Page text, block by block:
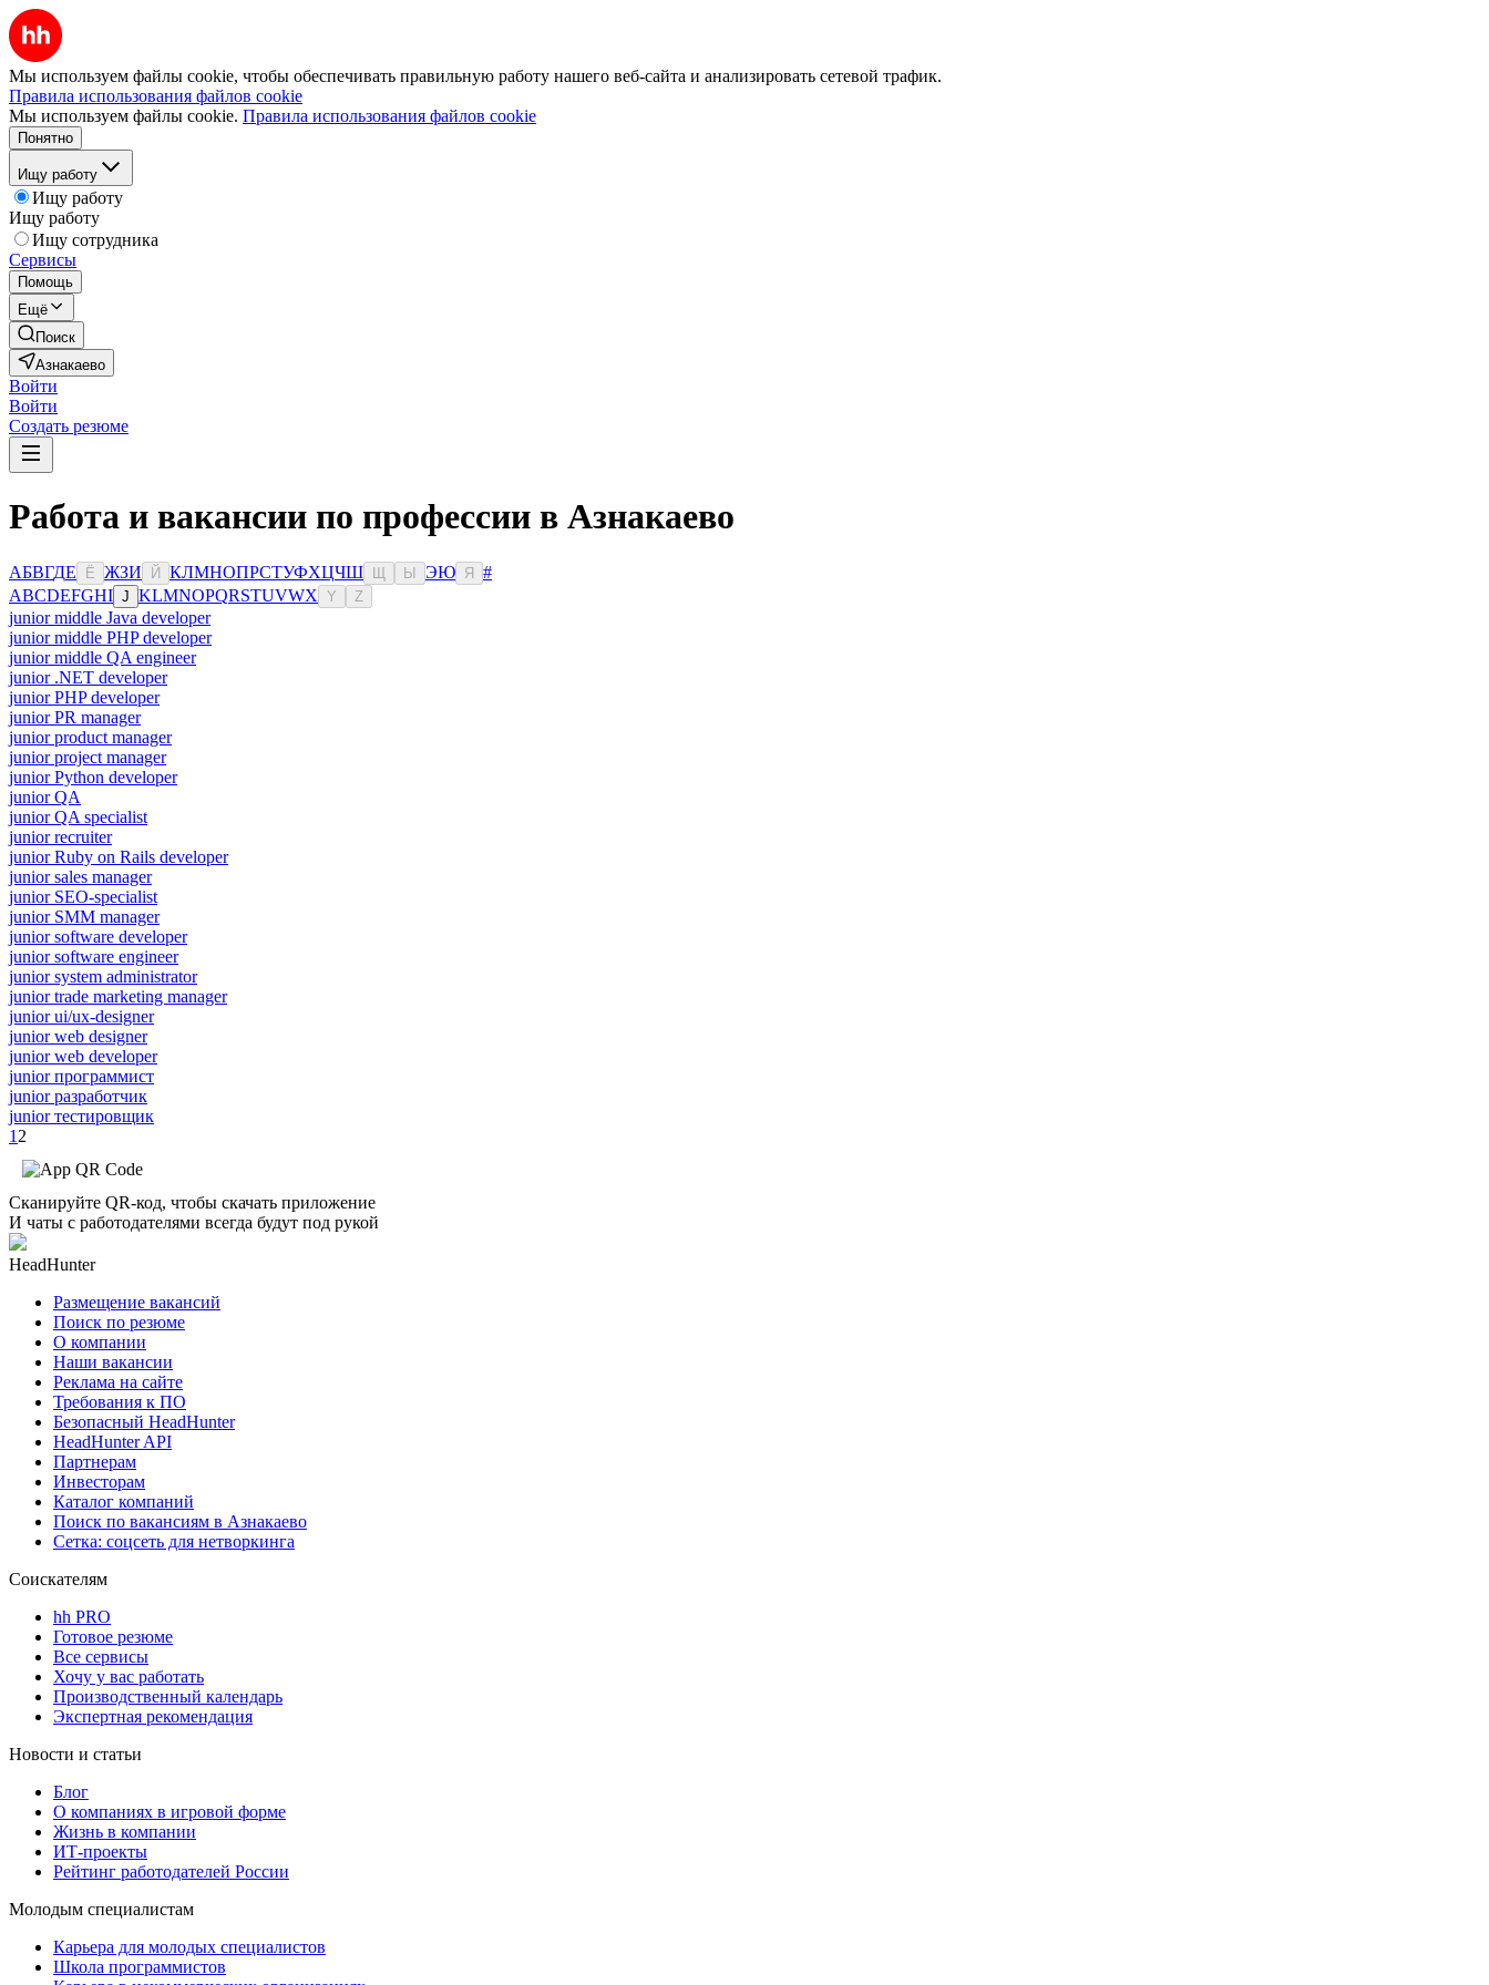
Мы используем файлы cookie, чтобы обеспечивать правильную работу нашего веб-сайта и анализировать сетевой трафик.
Правила использования файлов cookie
Мы используем файлы cookie. Правила использования файлов cookie
Понятно
Ищу работу
Ищу работу
Ищу работу
Ищу сотрудника
Сервисы
Помощь
Ещё
Поиск
Азнакаево
Войти
Войти
Создать резюме
Работа и вакансии по профессии в Азнакаево
АБВГДЕ Ё ЖЗИ Й КЛМНОПРСТУФХЦЧШ Ы ЭЮ Я
#
ABCDEFGHI J KLMNOPQRSTUVWX Y Z
junior middle Java developer
junior middle PHP developer
junior middle QA engineer
junior .NET developer
junior PHP developer
junior PR manager
junior product manager
junior project manager
junior Python developer
junior QA
junior QA specialist
junior recruiter
junior Ruby on Rails developer
junior sales manager
junior SEO-specialist
junior SMM manager
junior software developer
junior software engineer
junior system administrator
junior trade marketing manager
junior ui/ux-designer
junior web designer
junior web developer
junior программист
junior разработчик
junior тестировщик
1 2
Сканируйте QR-код, чтобы скачать приложение
И чаты с работодателями всегда будут под рукой
HeadHunter
Размещение вакансий
Поиск по резюме
О компании
Наши вакансии
Реклама на сайте
Требования к ПО
Безопасный HeadHunter
HeadHunter API
Партнерам
Инвесторам
Каталог компаний
Поиск по вакансиям в Азнакаево
Сетка: соцсеть для нетворкинга
Соискателям
hh PRO
Готовое резюме
Все сервисы
Хочу у вас работать
Производственный календарь
Экспертная рекомендация
Новости и статьи
Блог
О компаниях в игровой форме
Жизнь в компании
ИТ-проекты
Рейтинг работодателей России
Молодым специалистам
Карьера для молодых специалистов
Школа программистов